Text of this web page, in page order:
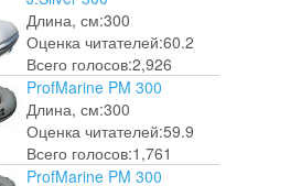
Длина, см:300
Оценка читателей:60.2
Всего голосов:2,926
ProfMarine PM 300
Длина, см:300
Оценка читателей:59.9
Всего голосов:1,761
ProfMarine PM 300